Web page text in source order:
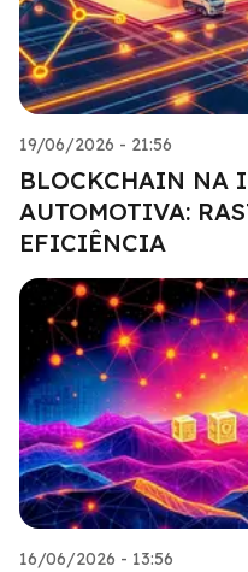
19/06/2026 - 21:56
BLOCKCHAIN NA
AUTOMOTIVA:
EFICIÊNCIA
16/06/2026 - 13:56